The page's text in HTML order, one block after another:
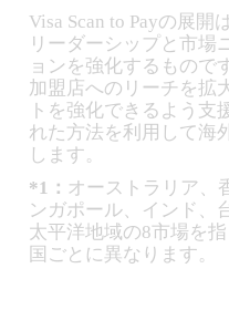
Visa Scan to Payの展
リーダーシップと市場
ョンを強化するもので
加盟店へのリーチを拡
トを強化できるよう支
れた方法を利用して海
します。
*1： オーストラリア、
ンガポール、インド、
太平洋地域の8市場を
国ごとに異なります。